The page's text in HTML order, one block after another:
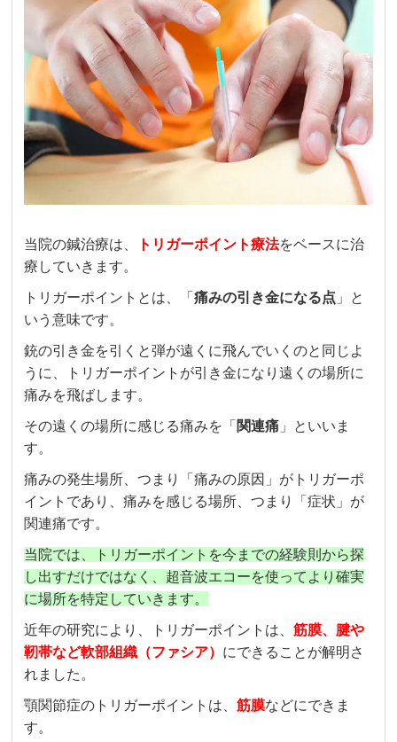
当院の鍼治療は、 トリガーポイント療法をベースに治
療していきます。
トリガーポイントとは、「痛みの引き金になる点 」と
いう意味です。
銃の引き金を引くと弾が遠くに飛んでいくのと同じよ
うに、トリガーポイントが引き金になり遠くの場所に
痛みを飛ばします。
その遠くの場所に感じる痛みを「 関連痛 」といいま
す。
痛みの発生場所、つまり「痛みの原因」がトリガーポ
イントであり、痛みを感じる場所、つまり「症状」が
関連痛です。
当院では、トリガーポイントを今までの経験則から探
し出すだけではなく、超音波エコーを使ってより確実
に場所を特定していきます。
近年の研究により、トリガーポイントは、筋膜、腱や
靭帯など軟部組織（ファシア） にできることが解明さ
れました。
顎関節症のトリガーポイントは、筋膜などにできま
す。